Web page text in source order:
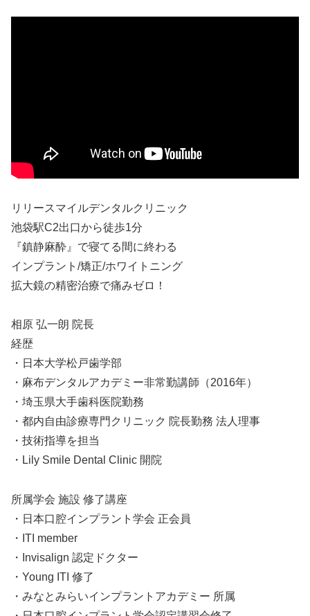
リリースマイルデンタルクリニック
池袋駅C2出口から徒歩1分
『鎮静麻酔』で寝てる間に終わる
インプラント/矯正/ホワイトニング
拡大鏡の精密治療で痛みゼロ！
相原 弘一朗 院長
経歴
・日本大学松戸歯学部
・麻布デンタルアカデミー非常勤講師（2016年）
・埼玉県大手歯科医院勤務
・都内自由診療専門クリニック 院長勤務 法人理事
・技術指導を担当
・Lily Smile Dental Clinic 開院
所属学会 施設 修了講座
・日本口腔インプラント学会 正会員
・ITI member
・Invisalign 認定ドクター
・Young ITI 修了
・みなとみらいインプラントアカデミー 所属